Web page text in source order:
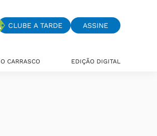
CLUBE A TARDE ASSINE
O CARRASCO EDIÇÃO DIGITAL